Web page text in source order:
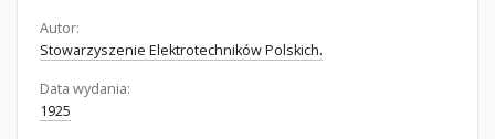
Autor:
Stowarzyszenie Elektrotechników Polskich.
Data wydania:
1925